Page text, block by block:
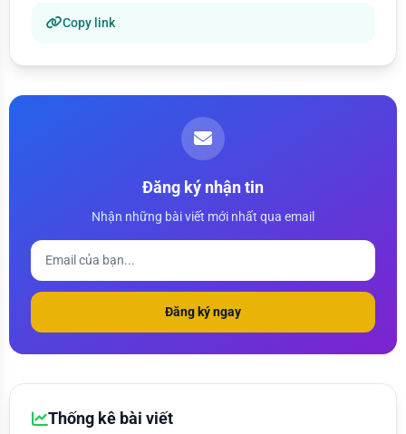
Copy link
Đăng ký nhận tin
Nhận những bài viết mới nhất qua email
Đăng ký ngay
Thống kê bài viết